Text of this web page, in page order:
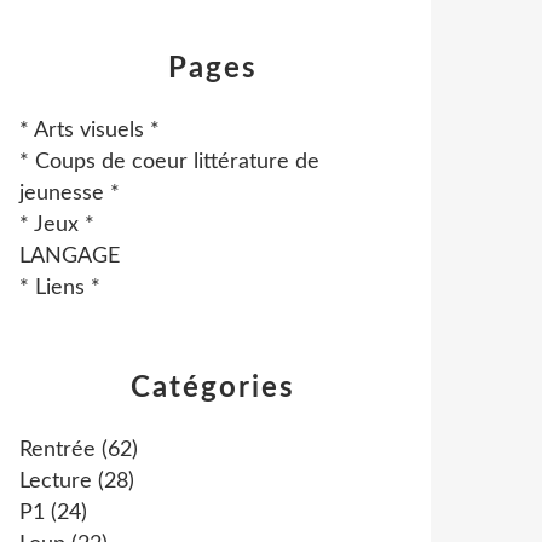
Catégories
Rentrée (62)
Lecture (28)
P1 (24)
Pages
* Arts visuels *
* Coups de coeur littérature de
jeunesse *
* Jeux *
LANGAGE
* Liens *